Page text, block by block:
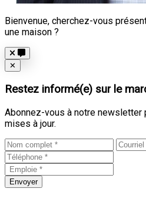
Bienvenue, cherchez-vous
une maison ?
Close
✕
Restez informé(e) sur le
Abonnez-vous à notre
mises à jour.
Envoyer